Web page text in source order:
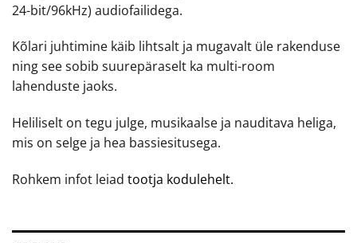
24-bit/96kHz) audiofailidega.
Kõlari juhtimine käib lihtsalt ja mugavalt üle rakenduse
ning see sobib suurepäraselt ka multi-room
lahenduste jaoks.
Heliliselt on tegu julge, musikaalse ja nauditava heliga,
mis on selge ja hea bassiesitusega.
Rohkem infot leiad tootja kodulehelt.